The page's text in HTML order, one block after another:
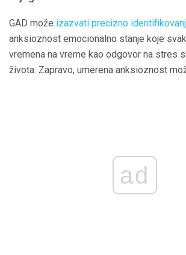
GAD može izazvati precizno
anksioznost emocionalno stanje koje
vremena na vreme kao odgovor na stres
života. Zapravo, umerena anksioznost
ad